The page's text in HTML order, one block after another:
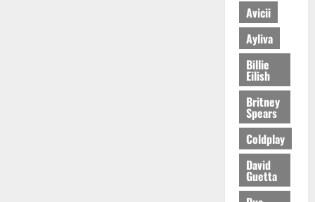
Avicii
Ayliva
Billie
Eilish
Britney
Spears
Coldplay
David
Guetta